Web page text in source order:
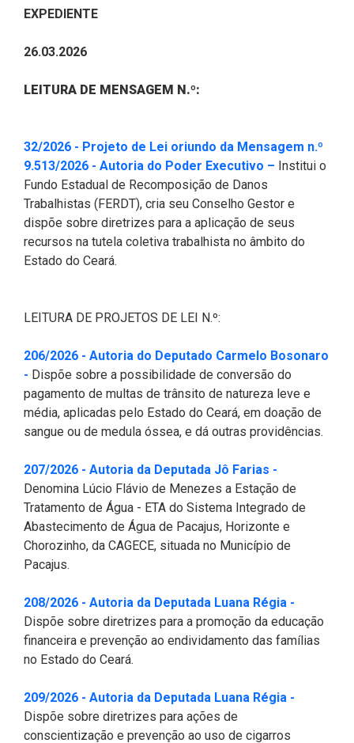
COGE
Comunicação Legislativa
Alece de Comunicação
Comunicação
Célula de Projetos Especiais
Coordenadoria de Polícia
Centro de Estudos e Atividades
Estratégicas (CEAE)
Concursos e Processos
Procuradoria Geral
Tecnologia da Informação
Institucionais
Secretaria Executiva da Mesa
Diretora
Coordenadoria de Eventos e
Comitê de Imprensa
1ª Companhia do Batalhão de
2ª Companhia de Polícia de
Corregedoria
Combate à Violência
Comitê de Responsabilidade
Defensoria Pública do Ceará
Departamento de Saúde e
Assistência Social
Escola Superior do Parlamento
Cearense (Unipace)
Pesquisas Sobre o
Desenvolvimento do Ceará -
Inesp
Malce - Memorial da Alece
Procon Alece
Procuradoria Especial da Mulher
Sala do Empreendedor
dricos, Minas e Pesca
Direitos Humanos e Cidadania
Fiscalização e Controle
Indústria, Desenvolvimento
Econômico e Comércio
Infância e Adolescência
Climáticas e Desenvolvimento
do Semiárido
Orçamento, Finanças e
Tributação
Previdência Social e Saúde
Proteção Social e Combate à
Fome
Trabalho, Administração e
Turismo e Serviços
Viação, Transporte e Des.
EXPEDIENTE
26.03.2026
LEITURA DE MENSAGEM N.º:
32/2026 - Projeto de Lei oriundo da Mensagem n.º
9.513/2026 - Autoria do Poder Executivo – (Abre em
Institui o
Fundo Estadual de Recomposição de Danos
Trabalhistas (FERDT), cria seu Conselho Gestor e
dispõe sobre diretrizes para a aplicação de seus
recursos na tutela coletiva trabalhista no âmbito do
Estado do Ceará.
LEITURA DE PROJETOS DE LEI N.º:
206/2026 - Autoria do Deputado Carmelo Bosonaro
- (Abre em nova janela)
Dispõe sobre a possibilidade de conversão do
pagamento de multas de trânsito de natureza leve e
média, aplicadas pelo Estado do Ceará, em doação de
sangue ou de medula óssea, e dá outras providências.
207/2026 - Autoria da Deputada Jô Farias -
Denomina Lúcio Flávio de Menezes a Estação de
Tratamento de Água - ETA do Sistema Integrado de
Abastecimento de Água de Pacajus, Horizonte e
Chorozinho, da CAGECE, situada no Município de
Pacajus.
208/2026 - Autoria da Deputada Luana Régia -
Dispõe sobre diretrizes para a promoção da educação
financeira e prevenção ao endividamento das famílias
no Estado do Ceará.
209/2026 - Autoria da Deputada Luana Régia -
Dispõe sobre diretrizes para ações de
conscientização e prevenção ao uso de cigarros